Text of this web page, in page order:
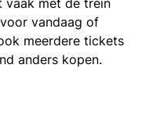
vaak met de trein
vandaag of
meerdere tickets
anders kopen.